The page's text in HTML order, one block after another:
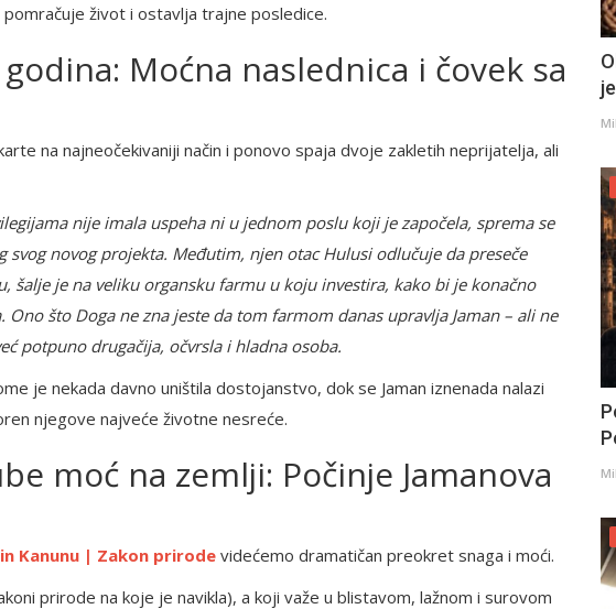
život i ostavlja trajne posledice.
Moćna naslednica i čovek sa
na najneočekivaniji način i ponovo spaja dvoje zakletih neprijatelja, ali
nije imala uspeha ni u jednom poslu koji je započela, sprema se
svog novog projekta. Međutim, njen otac Hulusi odlučuje da preseče
šalje je na veliku organsku farmu u koju investira, kako bi je konačno
što Doga ne zna jeste da tom farmom danas upravlja Jaman – ali ne
potpuno drugačija, očvrsla i hladna osoba.
je nekada davno uništila dostojanstvo, dok se Jaman iznenada nalazi
njegove najveće životne nesreće.
moć na zemlji: Počinje Jamanova
Kanunu | Zakon prirode videćemo dramatičan preokret snaga i moći.
prirode na koje je navikla), a koji važe u blistavom, lažnom i surovom